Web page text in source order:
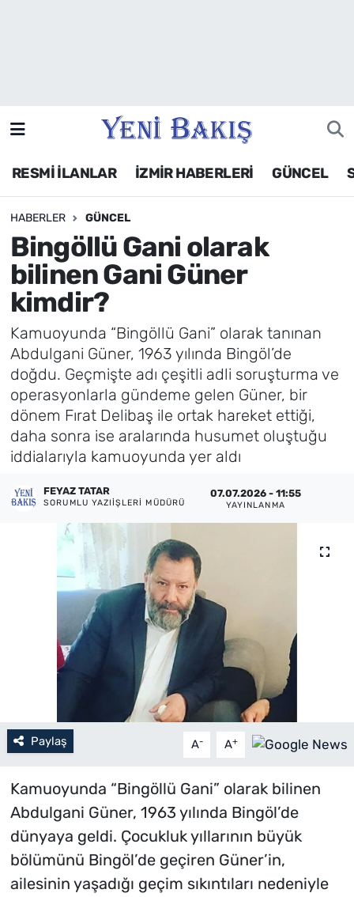
RESMİ İLANLAR İZMİR HABERLERİ GÜNCEL
HABERLER GÜNCEL
Bingöllü Gani olarak
bilinen Gani Güner
kimdir?
Kamuoyunda “Bingöllü Gani” olarak tanınan
Abdulgani Güner, 1963 yılında Bingöl’de
doğdu. Geçmişte adı çeşitli adli soruşturma ve
operasyonlarla gündeme gelen Güner, bir
dönem Fırat Delibaş ile ortak hareket ettiği,
daha sonra ise aralarında husumet oluştuğu
iddialarıyla kamuoyunda yer aldı
FEYAZ TATAR
SORUMLU YAZIIŞLERI MÜDÜRÜ
07.07.2026 - 11:55
YAYINLANMA
Paylaş A- A+
Kamuoyunda “Bingöllü Gani” olarak bilinen
Abdulgani Güner, 1963 yılında Bingöl’de
dünyaya geldi. Çocukluk yıllarının büyük
bölümünü Bingöl’de geçiren Güner’in,
ailesinin yaşadığı geçim sıkıntıları nedeniyle
Siyaset
Asayiş / Polis-Adliye
Spor
Magazin
Foto Galeri
Künye
İletişim